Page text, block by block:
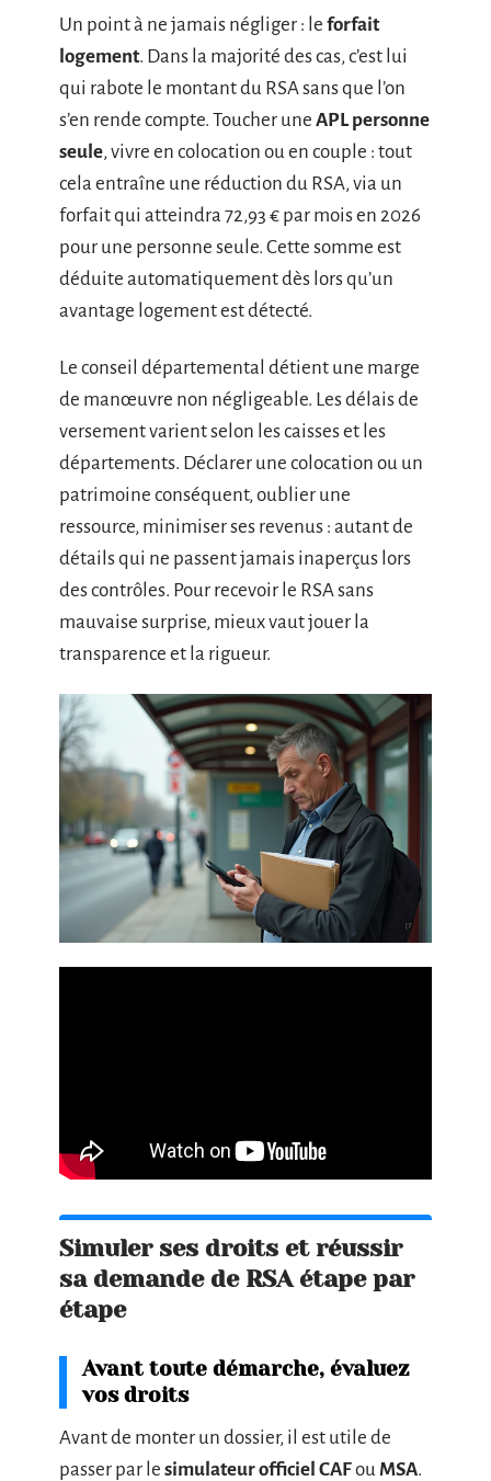
Un point à ne jamais négliger : le forfait
logement. Dans la majorité des cas, c’est lui
qui rabote le montant du RSA sans que l’on
s’en rende compte. Toucher une APL personne
seule, vivre en colocation ou en couple : tout
cela entraîne une réduction du RSA, via un
forfait qui atteindra 72,93 € par mois en 2026
pour une personne seule. Cette somme est
déduite automatiquement dès lors qu’un
avantage logement est détecté.
Le conseil départemental détient une marge
de manœuvre non négligeable. Les délais de
versement varient selon les caisses et les
départements. Déclarer une colocation ou un
patrimoine conséquent, oublier une
ressource, minimiser ses revenus : autant de
détails qui ne passent jamais inaperçus lors
des contrôles. Pour recevoir le RSA sans
mauvaise surprise, mieux vaut jouer la
transparence et la rigueur.
Simuler ses droits et réussir
sa demande de RSA étape par
étape
Avant toute démarche, évaluez
vos droits
Avant de monter un dossier, il est utile de
passer par le simulateur officiel CAFou MSA.